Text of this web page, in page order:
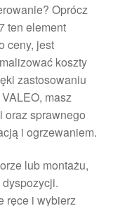
Oprócz
ten element
ceny, jest
koszty
zastosowaniu
masz
oraz sprawnego
i ogrzewaniem.
lub montażu,
ręce i wybierz